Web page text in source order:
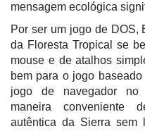
mensagem ecológica
Por ser um jogo de DOS,
da Floresta Tropical se
mouse e de atalhos
bem para o jogo
jogo de navegador no
maneira conveniente
autêntica da Sierra sem